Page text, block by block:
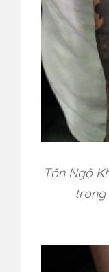
Tôn Ngộ
trong